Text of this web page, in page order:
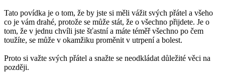
Tato povídka je o tom, že by jste si měli vážit svých přátel a všeho
co je vám drahé, protože se může stát, že o všechno přijdete. Je o
tom, že v jednu chvíli jste šťastní a máte téměř všechno po čem
toužíte, se může v okamžiku proměnit v utrpení a bolest.
Proto si važte svých přátel a snažte se neodkládat důležité věci na
později.